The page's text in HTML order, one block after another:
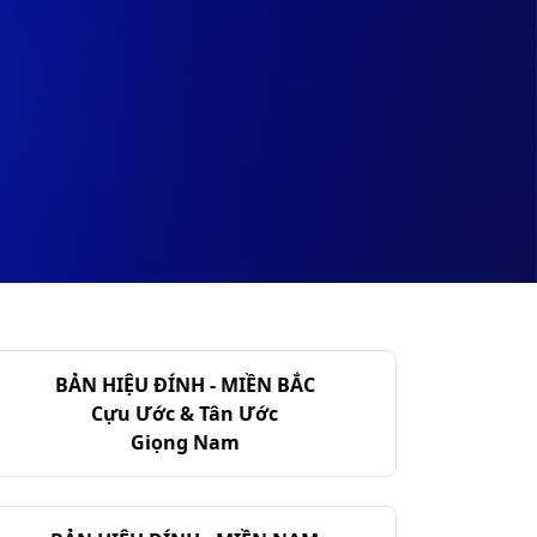
BẢN HIỆU ĐÍNH - MIỀN BẮC
Cựu Ước & Tân Ước
Giọng Nam